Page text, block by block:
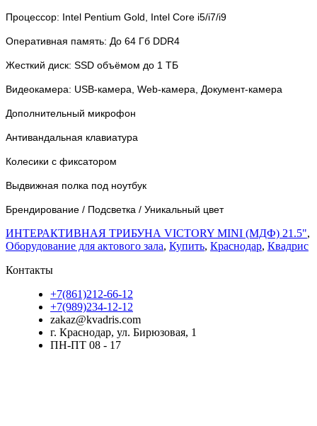
Процессор: Intel Pentium Gold, Intel Core i5/i7/i9
Оперативная память: До 64 Гб DDR4
Жесткий диск: SSD объёмом до 1 ТБ
Видеокамера: USB-камера, Web-камера, Документ-камера
Дополнительный микрофон
Антивандальная клавиатура
Колесики с фиксатором
Выдвижная полка под ноутбук
Брендирование / Подсветка / Уникальный цвет
ИНТЕРАКТИВНАЯ ТРИБУНА VICTORY MINI (МДФ) 21.5",
Оборудование для актового зала, Купить, Краснодар, Квадрис
Контакты
+7(861)212-66-12
+7(989)234-12-12
zakaz@kvadris.com
г. Краснодар, ул. Бирюзовая, 1
ПН-ПТ 08 - 17